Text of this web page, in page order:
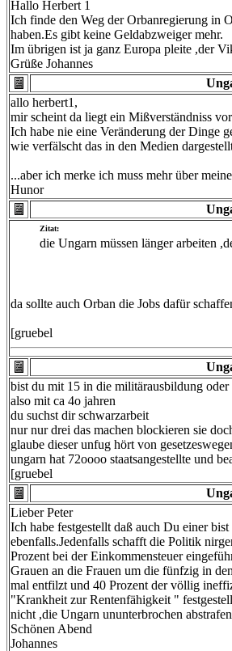
Hallo Herbert 1
Ich finde den Weg der Orbanregierung in
haben.Es gibt keine Geldabzweiger mehr.
Im übrigen ist ja ganz Europa pleite ,der
Grüße Johannes
allo herbert1,
mir scheint da liegt ein Mißverständniss
Ich habe nie eine Veränderung der Dinge
wie verfälscht das in den Medien
...aber ich merke ich muss mehr über
Hunor
Zitat:
die Ungarn müssen länger arbeiten
da sollte auch Orban die Jobs dafür
[gruebel
bist du mit 15 in die militärausbildung
also mit ca 4o jahren
du suchst dir schwarzarbeit
nur nur drei das machen blockieren sie
glaube dieser unfug hört von
ungarn hat 72oooo staatsangestellte und
[gruebel
Lieber Peter
Ich habe festgestellt daß auch Du einer
ebenfalls.Jedenfalls schafft die Politik
Prozent bei der Einkommensteuer
Grauen an die Frauen um die fünfzig in
mal entfilzt und 40 Prozent der völlig
"Krankheit zur Rentenfähigkeit "
nicht ,die Ungarn ununterbrochen
Schönen Abend
Johannes